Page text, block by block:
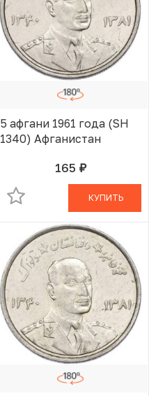
5 афгани 1961 года (SH
1340) Афганистан
165 руб.В КОРЗИНЕ
КУПИТЬ